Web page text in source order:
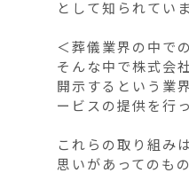
として知られてい
＜葬儀業界の中で
そんな中で株式会
開示するという業
ービスの提供を行
これらの取り組み
思いがあってのもの